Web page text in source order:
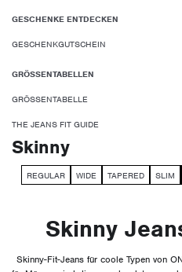
GESCHENKE ENTDECKEN
GESCHENKGUTSCHEIN
GRÖSSENTABELLEN
GRÖSSENTABELLE
THE JEANS FIT GUIDE
Skinny
REGULAR WIDE TAPERED SLIM
Skinny
Skinny-Fit-Jeans für coole Typen von